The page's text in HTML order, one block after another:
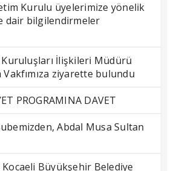
Kurulu üyelerimize yönelik
dair bilgilendirmeler
İlişkileri Müdürü
Vakfımıza ziyarette bulundu
PROGRAMINA DAVET
Abdal Musa Sultan
Büyükşehir Belediye